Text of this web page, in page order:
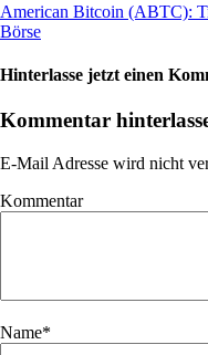
American Bitcoin (ABTC):
Börse
Hinterlasse jetzt einen
Kommentar
E-Mail Adresse wird nicht
Kommentar
Name*